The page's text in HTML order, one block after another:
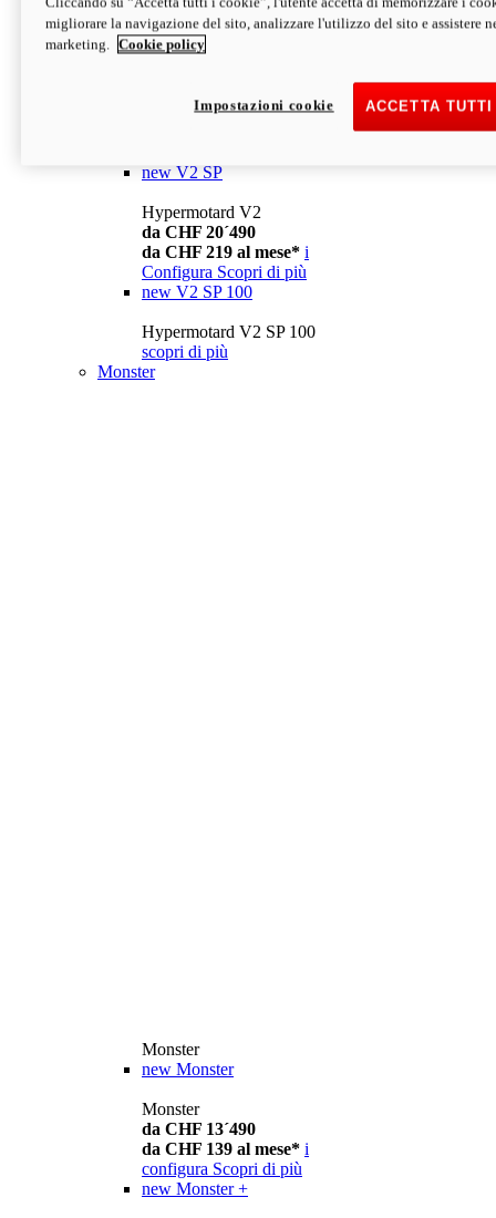
da CHF 13´990
Configura Scopri di più
newV2
da CHF 15´990
new V2 SP
Hypermotard V2
da CHF 20´490
da CHF 219 al mese* i
Configura Scopri di più
new V2 SP 100
Hypermotard V2 SP 100
scopri di più
Monster
Monster
new Monster
Monster
da CHF 13´490
da CHF 139 al mese* i
configura Scopri di più
new Monster +
migliorare la navigazione del sito, analizzare l'utilizzo del sito e assistere
marketing.
Cookie policy
ACCETTA
Impostazioni cookie